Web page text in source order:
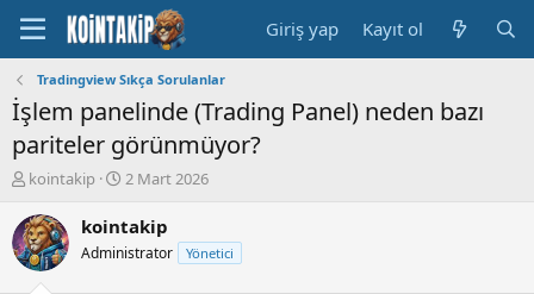
Giriş yap Kayıt ol
Tradingview Sıkça Sorulanlar
İşlem panelinde (Trading Panel) neden bazı
pariteler görünmüyor?
K
n
u
y
kointakip
B
ş
l
a
2 Mart 2026
kointakip
Administrator Yönetici